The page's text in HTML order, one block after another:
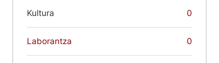
Kultura 0
Laborantza 0